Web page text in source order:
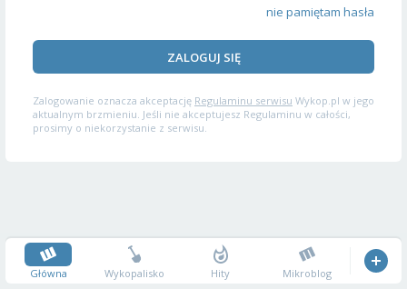
nie pamiętam hasła
ZALOGUJ SIĘ
Zalogowanie oznacza akceptację Regulaminu serwisu Wykop.pl w jego
aktualnym brzmieniu. Jeśli nie akceptujesz Regulaminu w całości,
prosimy o niekorzystanie z serwisu.
Główna Wykopalisko Hity Mikroblog